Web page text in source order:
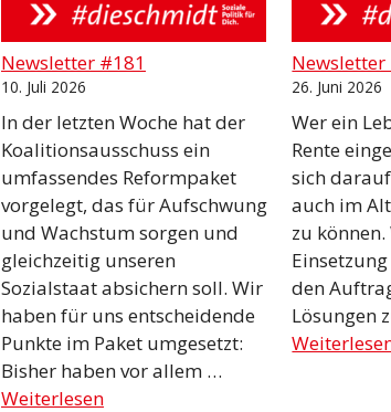
Newsletter #181
10. Juli 2026
In der letzten Woche hat der
Koalitionsausschuss ein
umfassendes Reformpaket
vorgelegt, das für Aufschwung
und Wachstum sorgen und
gleichzeitig unseren
Sozialstaat absichern soll. Wir
haben für uns entscheidende
Punkte im Paket umgesetzt:
Bisher haben vor allem …
Weiterlesen
Newsletter
26. Juni 2026
Wer ein
Rente
sich
auch im
zu
den
Lösungen